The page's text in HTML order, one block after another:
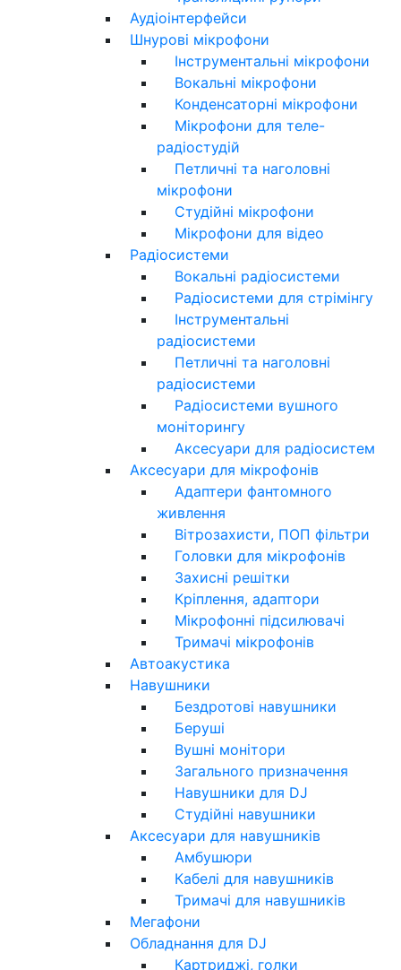
Аудіоінтерфейси
Шнурові мікрофони
Інструментальні мікрофони
Вокальні мікрофони
Конденсаторні мікрофони
Мікрофони для теле-
радіостудій
Петличні та наголовні
мікрофони
Студійні мікрофони
Мікрофони для відео
Радіосистеми
Вокальні радіосистеми
Радіосистеми для стрімінгу
Інструментальні
радіосистеми
Петличні та наголовні
радіосистеми
Радіосистеми вушного
моніторингу
Аксесуари для радіосистем
Аксесуари для мікрофонів
Адаптери фантомного
живлення
Вітрозахисти, ПОП фільтри
Головки для мікрофонів
Захисні решітки
Кріплення, адаптори
Мікрофонні підсилювачі
Тримачі мікрофонів
Автоакустика
Навушники
Бездротові навушники
Беруші
Вушні монітори
Загального призначення
Навушники для DJ
Студійні навушники
Аксесуари для навушників
Амбушюри
Кабелі для навушників
Тримачі для навушників
Мегафони
Обладнання для DJ
Картриджі, голки